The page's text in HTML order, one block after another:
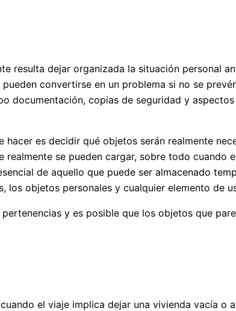
resulta dejar organizada la situación personal
convertirse en un problema si no se
documentación, copias de seguridad y
hacer es decidir qué objetos serán realmente
realmente se pueden cargar, sobre todo cuando
de aquello que puede ser almacenado
los objetos personales y cualquier elemento de
y es posible que los objetos que
el viaje implica dejar una vivienda vacía o